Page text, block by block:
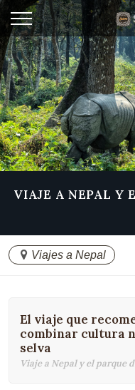
VIAJE A NEPAL Y
Viajes a Nepal
El viaje que
combinar cultura
selva
Viaje a Nepal y el parque